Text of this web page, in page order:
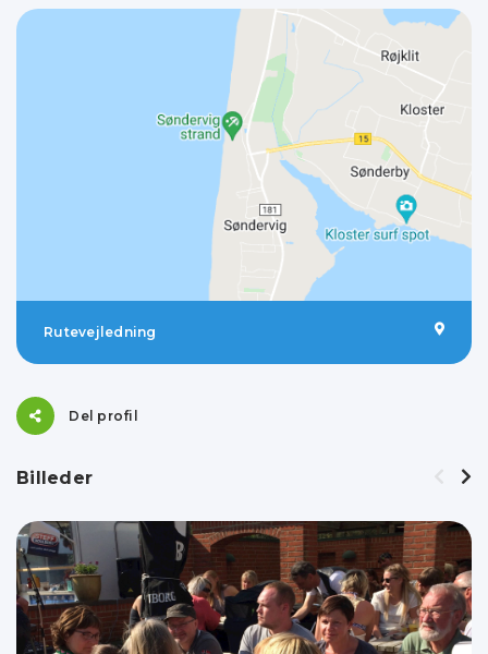
Rutevejledning
Del profil
Billeder